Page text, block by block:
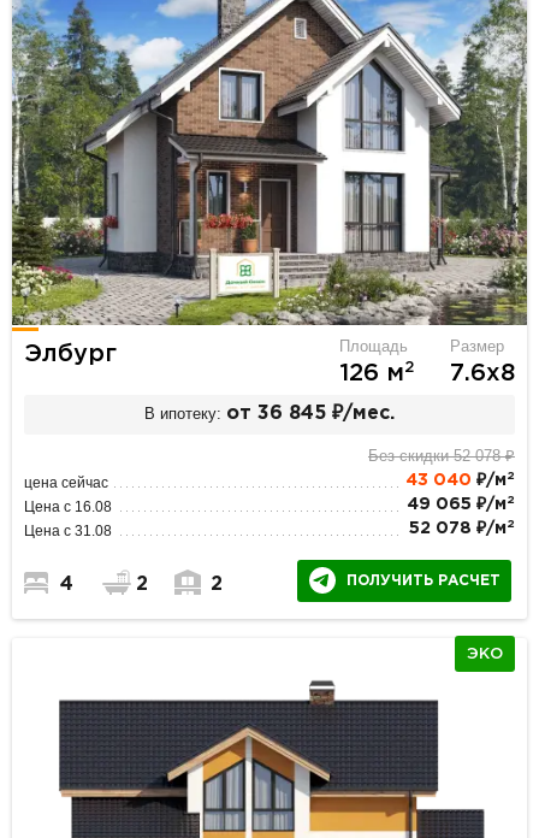
Элбург Площадь
126 м2
Размер
7.6х8
В ипотеку: от 36 845 ₽/мес.
Без скидки 52 078 ₽
цена сейчас 43 040 ₽/м 2
Цена с 16.08 49 065 ₽/м 2
Цена с 31.08 52 078 ₽/м 2
4 2 2 ПОЛУЧИТЬ РАСЧЕТ
ЭКО